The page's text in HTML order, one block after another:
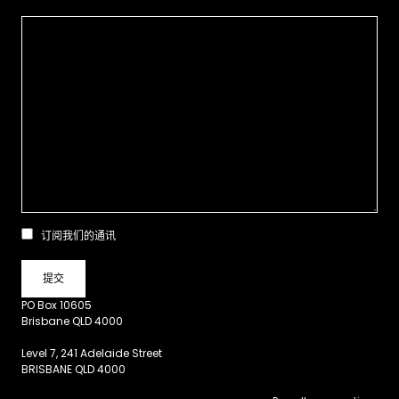
订阅我们的通讯
PO Box 10605
Brisbane QLD 4000
Level 7, 241 Adelaide Street
BRISBANE QLD 4000